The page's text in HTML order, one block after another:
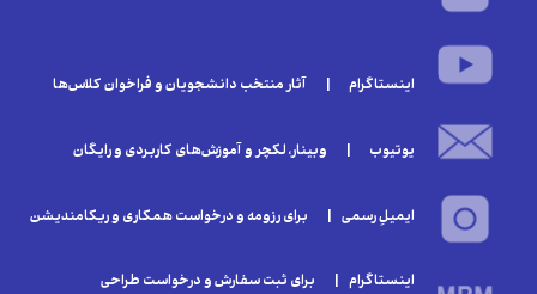
اینستاگرام | آثار منتخب دانشجویان و فراخوان‌ کلا‌س‌ها
یوتیوب | وبینار‌، لکچر و آموزش‌های کاربردی و رایگان
ایمیلِ رسمی | برای رزومه و درخواست همکاری و ریکامندیشن
اینستاگرام | برای ثبت سفارش و درخواست طراحی